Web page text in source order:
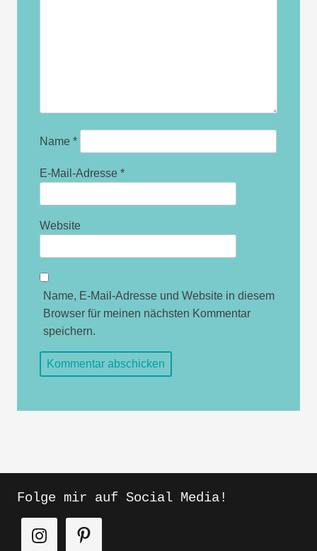
Folge mir auf Social Media!
Name *
E-Mail-Adresse *
Website
Name, E-Mail-Adresse und Website in diesem
Browser für meinen nächsten Kommentar
speichern.